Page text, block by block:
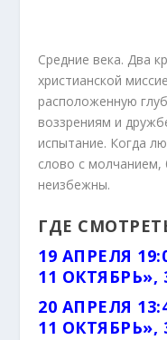
Средние века. Два
христианской
расположенную
воззрениям и
испытание. Когда
слово с
неизбежны.
ГДЕ
19 АПРЕЛЯ
11 ОКТЯБРЬ»,
20 АПРЕЛЯ
11 ОКТЯБРЬ»,